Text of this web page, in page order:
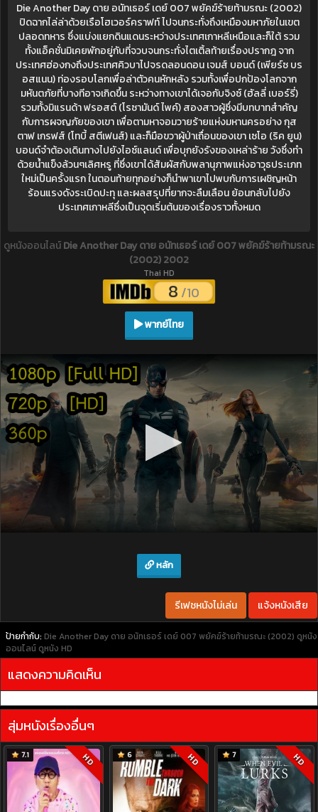
Die Another Day ดาย อนัทเธอร์ เดย์ 007 พยัคฆ์ร้ายท้ามรณะ (2002)
ปิดฉากไล่ล่าด้วยเรือโฮเวอร์คราฟท์ ไปจนกระทั่งถึงเหมืองมหาภัยในเขต
ปลอดทหาร ซึ่งแบ่งแยกดินแดนระหว่างประเทศเกาหลีเหนือและก็ใต้ รวม
ทั้งแอ็คชั่นมิเคยพักอยู่กับที่จวบจนกระทั่งไตเติ้ลท้ายเรื่องปรากฎ จาก
ประเทศฮ่องกงถึงประเทศคิวบาไปจรดลอนดอน เจมส์ บอนด์ (เพียร์ซ บร
อสแนน) ท่องรอบโลกเพื่อล่าตัวคนหักหลัง รวมทั้งเพื่อปกป้องโลกจาก
มหันตภัยที่บางทีอาจเกิดขึ้น ระหว่างทางเขาได้เจอกับจิงซ์ (ฮัลลี่ เบอร์รี่)
รวมทั้งมิแรนด้า ฟรอสต์ (โรซามันด์ ไพค์) สองสาวผู้ซึ่งมีบทบาทสำคัญ
กับการผจญภัยของเขา เพื่อตามหาจอมวายร้ายแห่งมหานครอย่าง กุส
ตาฟ เกรฟส์ (โทบี้ สตีเฟนส์) และก็มือขวาผู้ป่าเถื่อนของเขา เซโอ (ริค ยูน)
บอนด์จำต้องเดินทางไปยังไอซ์แลนด์ เพื่อบุกยังรังของเหล่าร้าย วังซึ่งทำ
ด้วยน้ำแข็งล้วนๆเลิศหรู ที่ซึ่งเขาได้สัมผัสกับพลานุภาพแห่งอาวุธประเภท
ใหม่เป็นครั้งแรก ในตอนท้ายทุกอย่างก็นำพาเขาไปพบกับการเผชิญหน้า
ร้อนแรงดังระเบิดปะทุ และผลสรุปที่ยากจะลืมเลือน ย้อนกลับไปยัง
ประเทศเกาหลีซึ่งเป็นจุดเริ่มต้นของเรื่องราวทั้งหมด
ดูหนังออนไลน์Die Another Day ดาย อนัทเธอร์ เดย์ 007 พยัคฆ์ร้ายท้ามรณะ
(2002) 2002
Thai HD
8 /10
พากย์ไทย
หลัก
รีเฟชหนังไม่เล่น แจ้งหนังเสีย
ป้ายกำกับ: Die Another Day ดาย อนัทเธอร์ เดย์ 007 พยัคฆ์ร้ายท้ามรณะ (2002) ดูหนัง
ออนไลน์ ดูหนัง HD
แสดงความคิดเห็น
สุ่มหนังเรื่องอื่นๆ
7.1 HD 6 HD 7 HD